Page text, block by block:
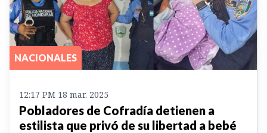
NACIONALES
12:17 PM 18 mar. 2025
Pobladores de Cofradía detienen a
estilista que privó de su libertad a bebé